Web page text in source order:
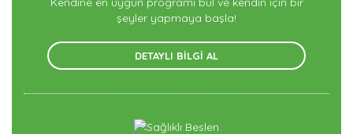
şeyler yapmaya başla!
DETAYLI BİLGİ AL